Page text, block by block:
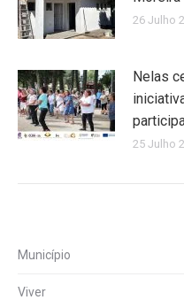
26 Julho
Nelas
25 Julho
Município
Viver